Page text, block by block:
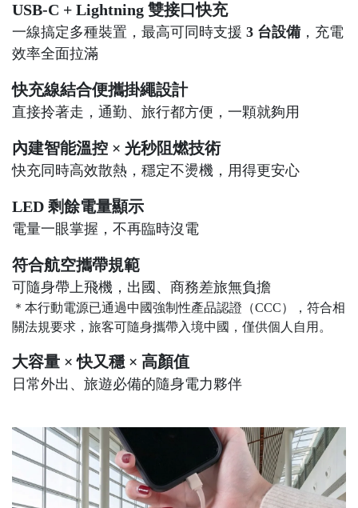
USB‑C + Lightning 雙接口快充
一線搞定多種裝置，最高可同時支援 3 台設備，充電
效率全面拉滿
快充線結合便攜掛繩設計
直接拎著走，通勤、旅行都方便，一顆就夠用
內建智能溫控 × 光秒阻燃技術
快充同時高效散熱，穩定不燙機，用得更安心
LED 剩餘電量顯示
電量一眼掌握，不再臨時沒電
符合航空攜帶規範
可隨身帶上飛機，出國、商務差旅無負擔
＊本行動電源已通過中國強制性產品認證（CCC），符合相
關法規要求，旅客可隨身攜帶入境中國，僅供個人自用。
大容量 × 快又穩 × 高顏值
日常外出、旅遊必備的隨身電力夥伴